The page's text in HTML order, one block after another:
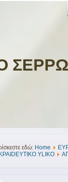
εδώ: Home
YLIKO